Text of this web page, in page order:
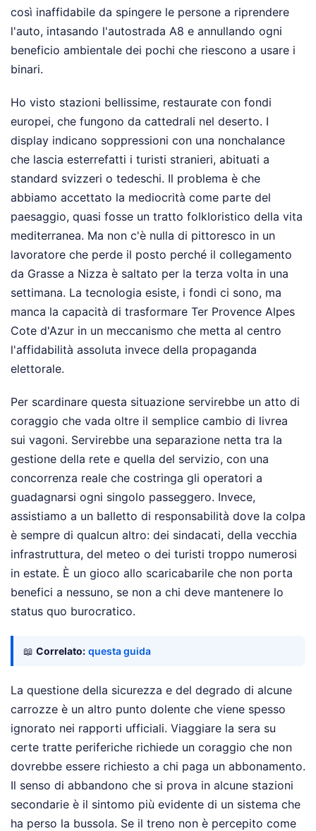
così inaffidabile da spingere le persone a riprendere
l'auto, intasando l'autostrada A8 e annullando ogni
beneficio ambientale dei pochi che riescono a usare i
binari.
Ho visto stazioni bellissime, restaurate con fondi
europei, che fungono da cattedrali nel deserto. I
display indicano soppressioni con una nonchalance
che lascia esterrefatti i turisti stranieri, abituati a
standard svizzeri o tedeschi. Il problema è che
abbiamo accettato la mediocrità come parte del
paesaggio, quasi fosse un tratto folkloristico della vita
mediterranea. Ma non c'è nulla di pittoresco in un
lavoratore che perde il posto perché il collegamento
da Grasse a Nizza è saltato per la terza volta in una
settimana. La tecnologia esiste, i fondi ci sono, ma
manca la capacità di trasformare Ter Provence Alpes
Cote d'Azur in un meccanismo che metta al centro
l'affidabilità assoluta invece della propaganda
elettorale.
Per scardinare questa situazione servirebbe un atto di
coraggio che vada oltre il semplice cambio di livrea
sui vagoni. Servirebbe una separazione netta tra la
gestione della rete e quella del servizio, con una
concorrenza reale che costringa gli operatori a
guadagnarsi ogni singolo passeggero. Invece,
assistiamo a un balletto di responsabilità dove la colpa
è sempre di qualcun altro: dei sindacati, della vecchia
infrastruttura, del meteo o dei turisti troppo numerosi
in estate. È un gioco allo scaricabarile che non porta
benefici a nessuno, se non a chi deve mantenere lo
status quo burocratico.
📖 Correlato: questa guida
La questione della sicurezza e del degrado di alcune
carrozze è un altro punto dolente che viene spesso
ignorato nei rapporti ufficiali. Viaggiare la sera su
certe tratte periferiche richiede un coraggio che non
dovrebbe essere richiesto a chi paga un abbonamento.
Il senso di abbandono che si prova in alcune stazioni
secondarie è il sintomo più evidente di un sistema che
ha perso la bussola. Se il treno non è percepito come